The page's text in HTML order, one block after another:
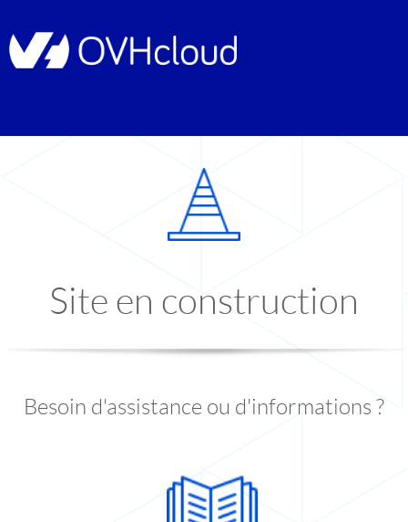
Site en construction
Besoin d'assistance ou d'informations ?